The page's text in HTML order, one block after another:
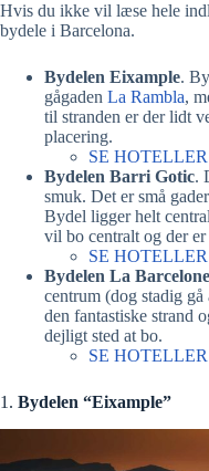
Hvis du ikke vil læse hele
bydele i Barcelona.
Bydelen Eixample.
gågaden La Rambla,
til stranden er der lidt
placering.
SE
Bydelen Barri Gotic.
smuk. Det er små
Bydel ligger helt
vil bo centralt og der
SE
Bydelen La
centrum (dog stadig
den fantastiske strand
dejligt sted at bo.
SE
1. Bydelen “Eixample”